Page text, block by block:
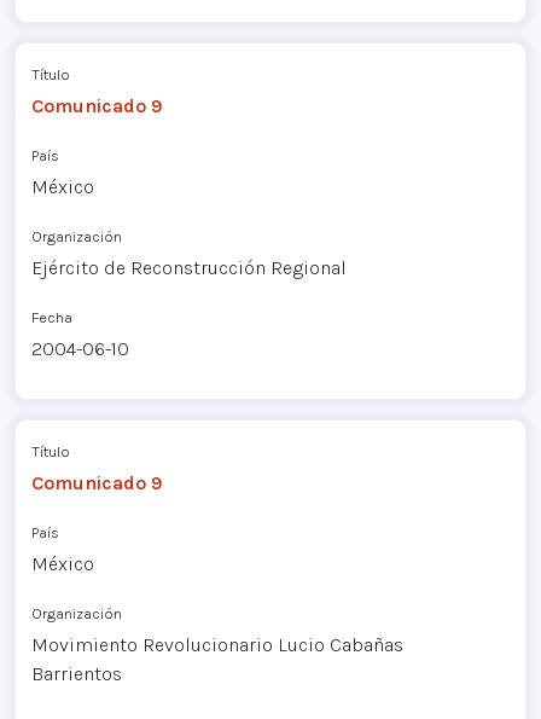
Título
Comunicado 9
País
México
Organización
Ejército de Reconstrucción Regional
Fecha
2004-06-10
Título
Comunicado 9
País
México
Organización
Movimiento Revolucionario Lucio Cabañas
Barrientos